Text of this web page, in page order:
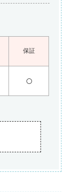
保証
〇